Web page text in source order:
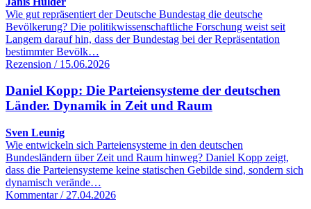
Wie gut repräsentiert der Deutsche Bundestag die deutsche
Bevölkerung? Die politikwissenschaftliche Forschung weist seit
Langem darauf hin, dass der Bundestag bei der Repräsentation
bestimmter Bevölk…
Rezension / 15.06.2026
Daniel Kopp: Die Parteiensysteme der deutschen
Länder. Dynamik in Zeit und Raum
Sven Leunig
Wie entwickeln sich Parteiensysteme in den deutschen
Bundesländern über Zeit und Raum hinweg? Daniel Kopp zeigt,
dass die Parteiensysteme keine statischen Gebilde sind, sondern sich
dynamisch verände…
Kommentar / 27.04.2026